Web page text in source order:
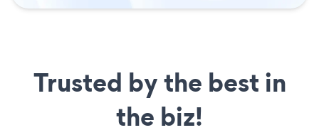
Trusted by the best in
the biz!